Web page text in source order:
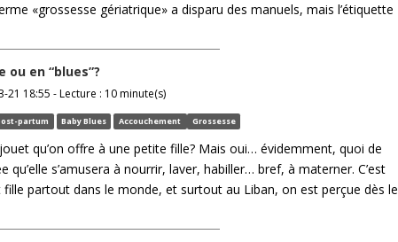
«grossesse gériatrique» a disparu des manuels, mais l’étiquette
en “blues”?
21 18:55 - Lecture : 10 minute(s)
partum Baby Blues Accouchement Grossesse
qu’on offre à une petite fille? Mais oui… évidemment, quoi de
qu’elle s’amusera à nourrir, laver, habiller… bref, à materner. C’est
fille partout dans le monde, et surtout au Liban, on est perçue dès le